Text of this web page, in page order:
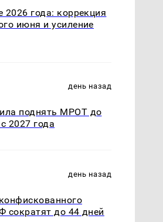
2026 года: коррекция
июня и усиление
день назад
поднять МРОТ до
2027 года
день назад
сократят до 44 дней